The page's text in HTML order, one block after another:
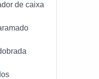
de caixa